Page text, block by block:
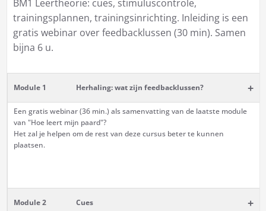
BM1 Leertheorie: cues, stimuluscontrole,
trainingsplannen, trainingsinrichting. Inleiding is een
gratis webinar over feedbacklussen (30 min). Samen
bijna 6 u.
Module 1 Herhaling: wat zijn feedbacklussen? +
Een gratis webinar (36 min.) als samenvatting van de laatste module
van "Hoe leert mijn paard"?
Het zal je helpen om de rest van deze cursus beter te kunnen
plaatsen.
Module 2 Cues +